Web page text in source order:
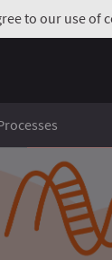
to our use of